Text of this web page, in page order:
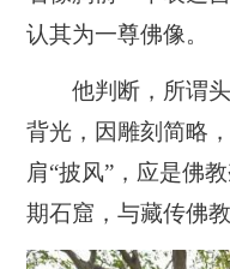
认其为一尊佛像。
他判断，所谓头
背光，因雕刻简略
肩“披风”，应是佛
期石窟，与藏传佛教